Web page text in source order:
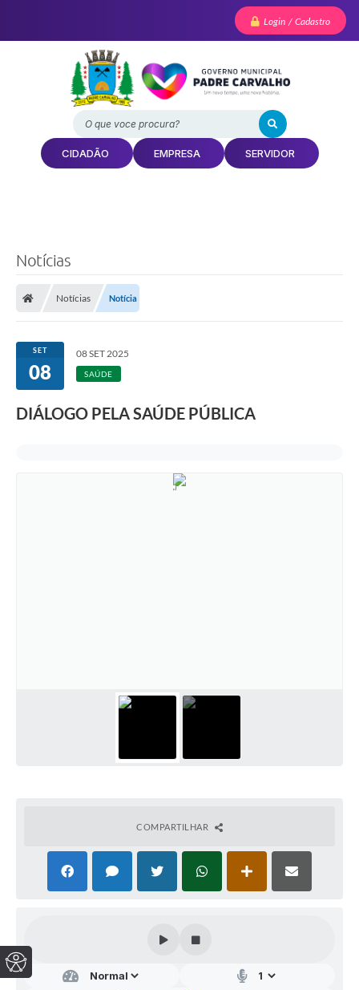
Login / Cadastro
O que voce procura?
CIDADÃO EMPRESA SERVIDOR
Notícias
Notícias Notícia
SET
08
08 SET 2025
SAÚDE
DIÁLOGO PELA SAÚDE PÚBLICA
COMPARTILHAR